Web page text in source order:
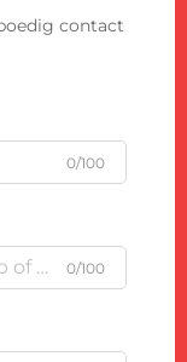
contact
0/100
0/100